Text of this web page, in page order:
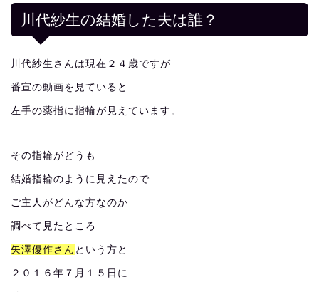
川代紗生の結婚した夫は誰？
川代紗生さんは現在２４歳ですが
番宣の動画を見ていると
左手の薬指に指輪が見えています。
その指輪がどうも
結婚指輪のように見えたので
ご主人がどんな方なのか
調べて見たところ
矢澤優作さん という方と
２０１６年７月１５日に